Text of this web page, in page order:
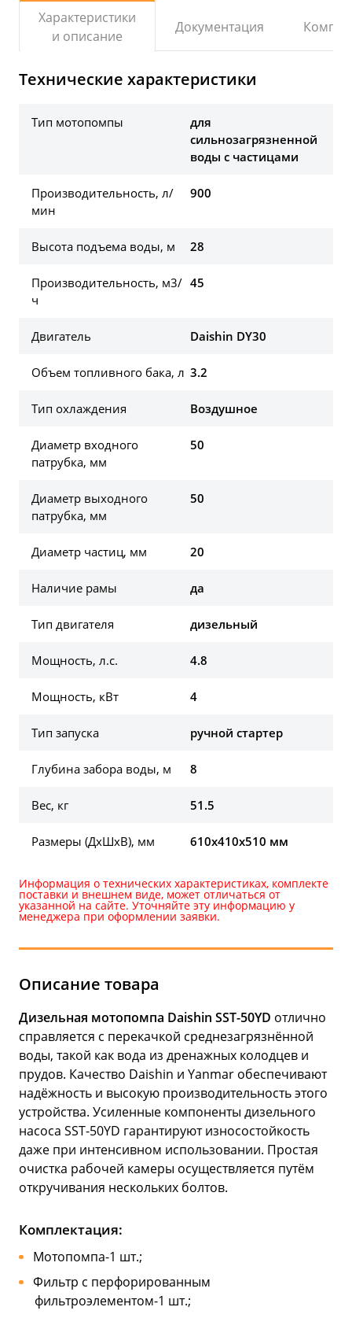
Характеристики
и описание
Документация
Технические характеристики
Тип мотопомпы
для
сильнозагрязненной
воды с частицами
Производительность, л/
мин
900
Высота подъема воды, м 28
Производительность, м3/
ч
45
Двигатель Daishin DY30
Объем топливного бака, л 3.2
Тип охлаждения Воздушное
Диаметр входного
патрубка, мм
50
Диаметр выходного
патрубка, мм
50
Диаметр частиц, мм 20
Наличие рамы да
Тип двигателя дизельный
Мощность, л.с. 4.8
Мощность, кВт 4
Тип запуска ручной стартер
Глубина забора воды, м 8
Вес, кг 51.5
Размеры (ДхШхВ), мм 610x410x510 мм
Информация о технических характеристиках, комплекте
поставки и внешнем виде, может отличаться от
указанной на сайте. Уточняйте эту информацию у
менеджера при оформлении заявки.
Описание товара
Дизельная мотопомпа Daishin SST-50YD отлично
справляется с перекачкой среднезагрязнённой
воды, такой как вода из дренажных колодцев и
прудов. Качество Daishin и Yanmar обеспечивают
надёжность и высокую производительность этого
устройства. Усиленные компоненты дизельного
насоса SST-50YD гарантируют износостойкость
даже при интенсивном использовании. Простая
очистка рабочей камеры осуществляется путём
откручивания нескольких болтов.
Комплектация:
Мотопомпа-1 шт.;
Фильтр с перфорированным
фильтроэлементом-1 шт.;